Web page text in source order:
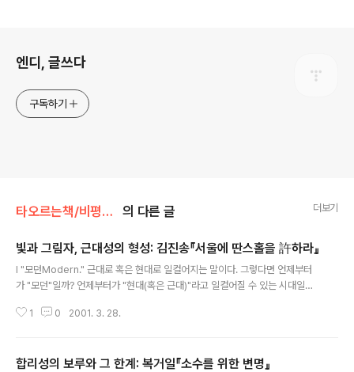
엔디, 글쓰다
구독하기
타오르는책/비평&인문 의 다른 글 더보기
빛과 그림자, 근대성의 형성: 김진송『서울에 딴스홀을 許하라』
Ⅰ "모던Modern." 근대로 혹은 현대로 일컬어지는 말이다. 그렇다면 언제부터
가 "모던"일까? 언제부터가 "현대(혹은 근대)"라고 일컬어질 수 있는 시대일까?
분을 차지한다고 볼 수 있다. 그것은 비단 우리의 근·현대사상 문제일뿐만 아니
w City, High City)』 가 출간되었다. 야마노테(동경 중심부)와 시타마치(동경
1 0 2001. 3. 28.
합리성의 보루와 그 한계: 복거일『소수를 위한 변명』